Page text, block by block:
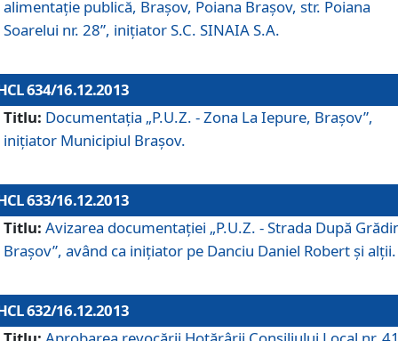
alimentaţie publică, Braşov, Poiana Braşov, str. Poiana
Soarelui nr. 28”, iniţiator S.C. SINAIA S.A.
634/16.12.2013
Titlu: Documentaţia „P.U.Z. - Zona La Iepure, Braşov”,
iniţiator Municipiul Braşov.
633/16.12.2013
Titlu: Avizarea documentaţiei „P.U.Z. - Strada După
Braşov”, având ca iniţiator pe Danciu Daniel Robert şi alţii.
632/16.12.2013